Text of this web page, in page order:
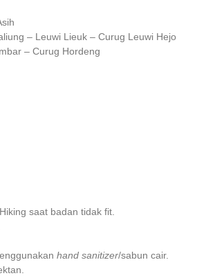
– Leuwi Lieuk – Curug Leuwi Hejo
– Curug Hordeng
saat badan tidak fit.
hand sanitizer/sabun cair.